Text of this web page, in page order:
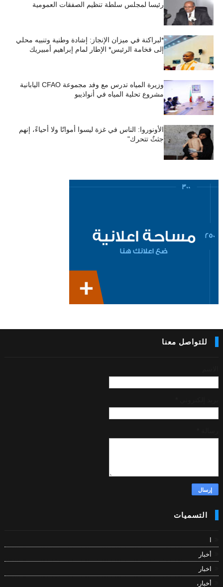
رئيسا لمجلس سلطة تنظيم الصفقات العمومية
*لبراكنة في ميزان الإنجاز: إشادة وطنية وتنبيه محلي
إلى فخامة الرئيس* الإطار لمام إبراهيم أمبيريك
وزيرة المياه تدرس مع وفد مجموعة CFAO اليابانية
مشروع تحلية المياه في أنواذيبو
الأونوروا: الناس في غزة ليسوا أمواتًا ولا أحياءً، إنهم
جثثٌ تتحرك"
للتواصل معنا
التسميات
أخبار
اخبار
أخبار،